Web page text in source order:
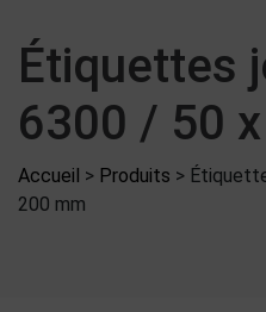
Étiquettes
6300 / 50
Accueil > Produits >
200 mm